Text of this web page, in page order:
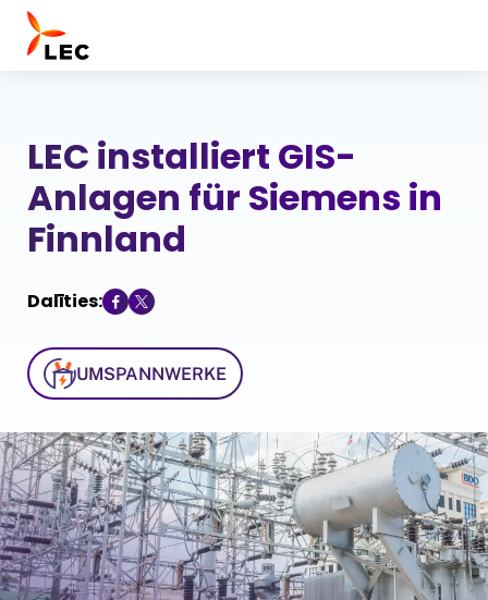
Über uns
Unser Team
Unternehmensstruktur
LEC-Nachhaltigkeitsinitiativen
Telekommunikation
Energie
LEC installiert GIS-
Anlagen für Siemens in
Finnland
Dalīties:
UMSPANNWERKE